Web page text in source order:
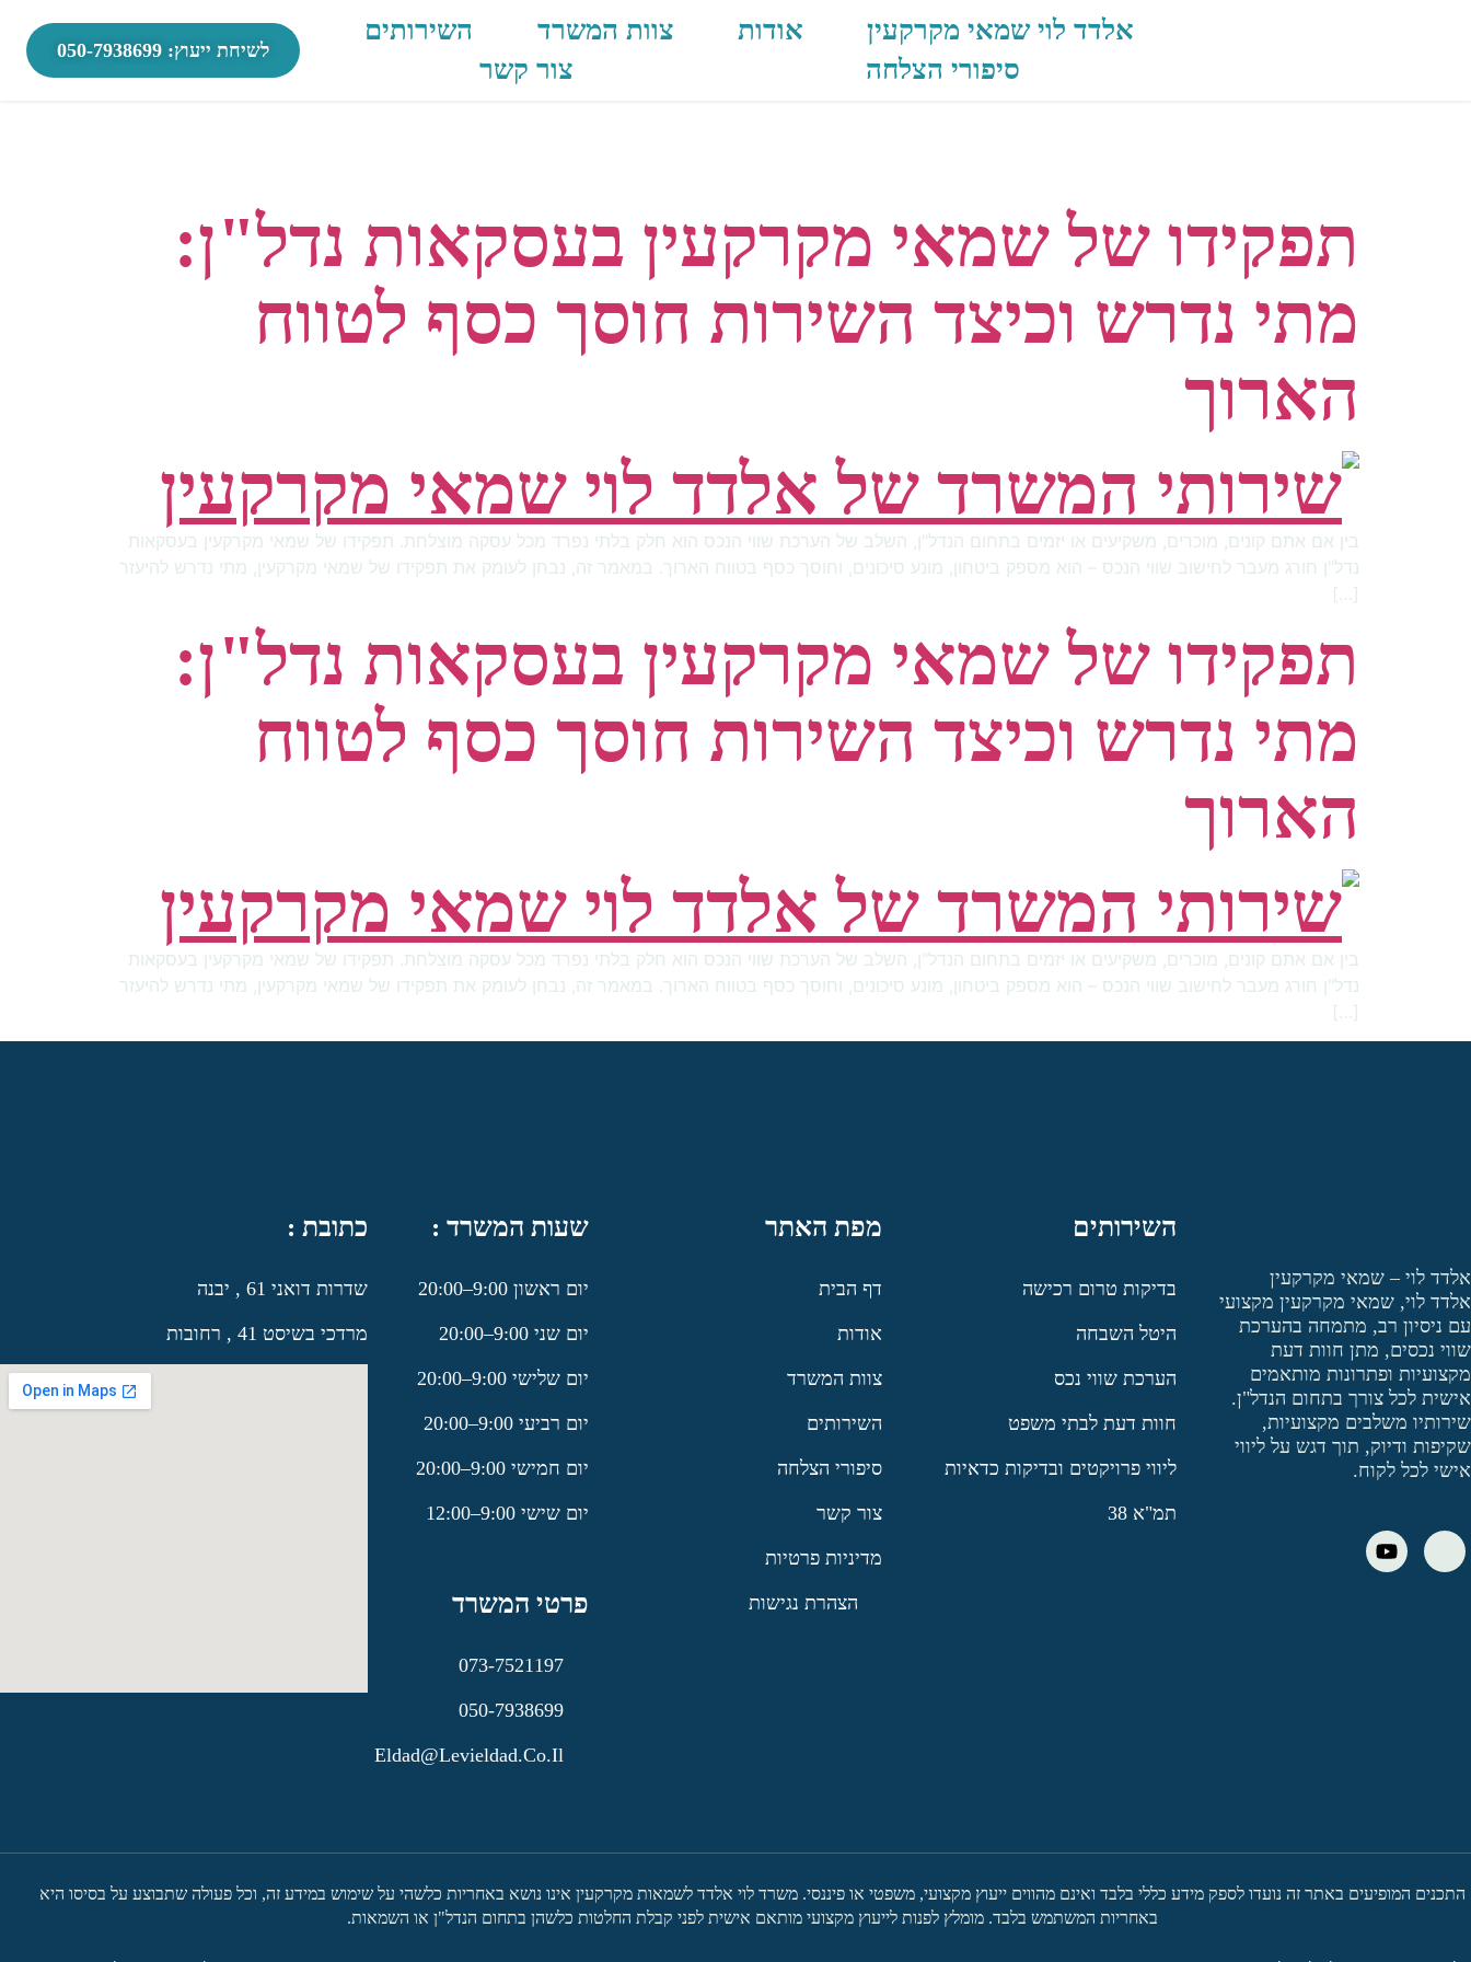
אלדד לוי שמאי מקרקעין אודות צוות המשרד
השירותים
סיפורי הצלחה
צור קשר
לשיחת ייעוץ: 050-7938699
תפקידו של שמאי מקרקעין בעסקאות נדל"ן:
מתי נדרש וכיצד השירות חוסך כסף לטווח
הארוך
בין אם אתם קונים, מוכרים, משקיעים או יזמים בתחום הנדל"ן, השלב של הערכת שווי הנכס הוא חלק בלתי נפרד מכל עסקה מוצלחת. תפקידו של שמאי מקרקעין בעסקאות
נדל"ן חורג מעבר לחישוב שווי הנכס – הוא מספק ביטחון, מונע סיכונים, וחוסך כסף בטווח הארוך. במאמר זה, נבחן לעומק את תפקידו של שמאי מקרקעין, מתי נדרש להיעזר
[…]
תפקידו של שמאי מקרקעין בעסקאות נדל"ן:
מתי נדרש וכיצד השירות חוסך כסף לטווח
הארוך
בין אם אתם קונים, מוכרים, משקיעים או יזמים בתחום הנדל"ן, השלב של הערכת שווי הנכס הוא חלק בלתי נפרד מכל עסקה מוצלחת. תפקידו של שמאי מקרקעין בעסקאות
נדל"ן חורג מעבר לחישוב שווי הנכס – הוא מספק ביטחון, מונע סיכונים, וחוסך כסף בטווח הארוך. במאמר זה, נבחן לעומק את תפקידו של שמאי מקרקעין, מתי נדרש להיעזר
[…]
אלדד לוי – שמאי מקרקעין
אלדד לוי, שמאי מקרקעין מקצועי
עם ניסיון רב, מתמחה בהערכת
שווי נכסים, מתן חוות דעת
מקצועיות ופתרונות מותאמים
אישית לכל צורך בתחום הנדל"ן.
שירותיו משלבים מקצועיות,
שקיפות ודיוק, תוך דגש על ליווי
אישי לכל לקוח.
השירותים
בדיקות טרום רכישה
היטל השבחה
הערכת שווי נכס
חוות דעת לבתי משפט
ליווי פרויקטים ובדיקות כדאיות
תמ"א 38
מפת האתר
דף הבית
אודות
צוות המשרד
השירותים
סיפורי הצלחה
צור קשר
מדיניות פרטיות
הצהרת נגישות
שעות המשרד :
יום ראשון 9:00–20:00
יום שני 9:00–20:00
יום שלישי 9:00–20:00
יום רביעי 9:00–20:00
יום חמישי 9:00–20:00
יום שישי 9:00–12:00
פרטי המשרד
073-7521197
050-7938699
Eldad@levieldad.co.il
כתובת :
שדרות דואני 61 , יבנה
מרדכי בשיסט 41 , רחובות
התכנים המופיעים באתר זה נועדו לספק מידע כללי בלבד ואינם מהווים ייעוץ מקצועי, משפטי או פיננסי. משרד לוי אלדד לשמאות מקרקעין אינו נושא באחריות כלשהי על שימוש במידע זה, וכל פעולה שתבוצע על בסיסו היא
באחריות המשתמש בלבד. מומלץ לפנות לייעוץ מקצועי מותאם אישית לפני קבלת החלטות כלשהן בתחום הנדל"ן או השמאות.